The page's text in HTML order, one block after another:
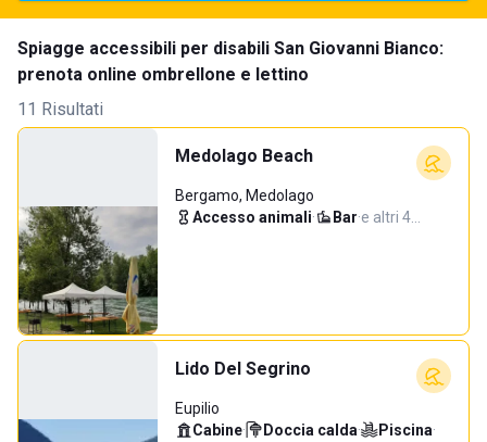
Spiagge accessibili per disabili San Giovanni Bianco:
prenota online ombrellone e lettino
11 Risultati
Medolago Beach
Bergamo, Medolago
Accesso animali· Bar·e altri 4…
Lido Del Segrino
Eupilio
Cabine· Doccia calda· Piscina·